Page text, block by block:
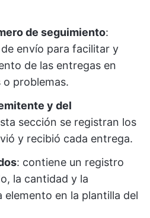
de seguimiento:
envío para facilitar y
de las entregas en
o problemas.
y del
sección se registran los
y recibió cada entrega.
: contiene un registro
la cantidad y la
elemento en la plantilla del